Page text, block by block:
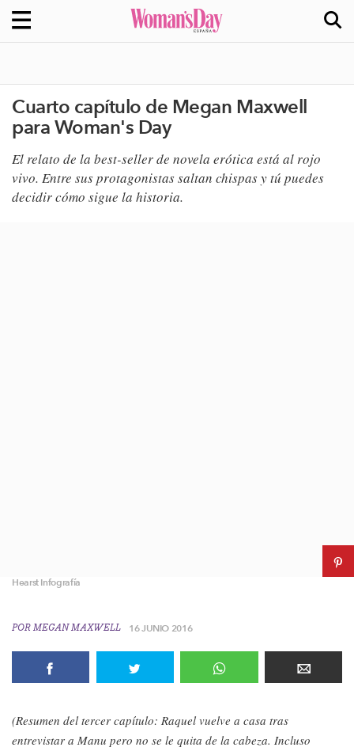
Cuarto capítulo de Megan Maxwell
para Woman's Day
El relato de la best-seller de novela erótica está al rojo
vivo. Entre sus protagonistas saltan chispas y tú puedes
decidir cómo sigue la historia.
Hearst Infografía
POR MEGAN MAXWELL 16 JUNIO 2016
(Resumen del tercer capítulo: Raquel vuelve a casa tras
entrevistar a Manu pero no se le quita de la cabeza. Incluso